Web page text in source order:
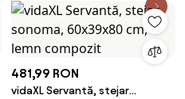
481,99 RON
vidaXL Servantă, stejar